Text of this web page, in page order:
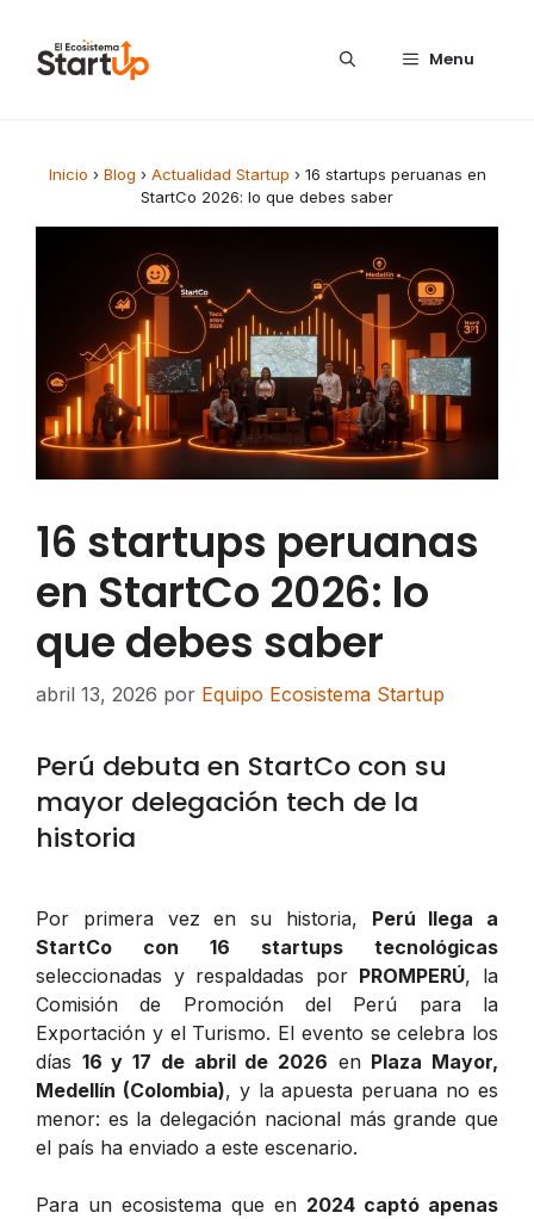
Menu
Inicio › Blog › Actualidad Startup › 16 startups peruanas en
StartCo 2026: lo que debes saber
16 startups peruanas
en StartCo 2026: lo
que debes saber
abril 13, 2026 por Equipo Ecosistema Startup
Perú debuta en StartCo con su
mayor delegación tech de la
historia
Por primera vez en su historia, Perú llega a
StartCo con 16 startups tecnológicas
seleccionadas y respaldadas por PROMPERÚ, la
Comisión de Promoción del Perú para la
Exportación y el Turismo. El evento se celebra los
días 16 y 17 de abril de 2026 en Plaza Mayor,
Medellín (Colombia), y la apuesta peruana no es
menor: es la delegación nacional más grande que
el país ha enviado a este escenario.
Para un ecosistema que en 2024 captó apenas